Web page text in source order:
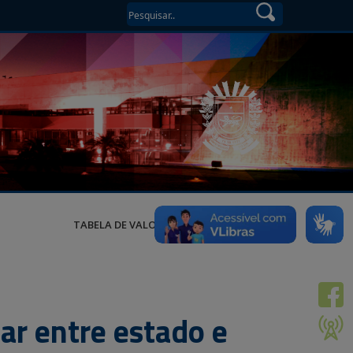
TABELA DE VALORES
entre estado e